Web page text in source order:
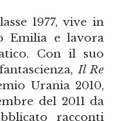
1977, vive in
Emilia e lavora
Con il suo
Il Re
Urania 2010,
del 2011 da
racconti